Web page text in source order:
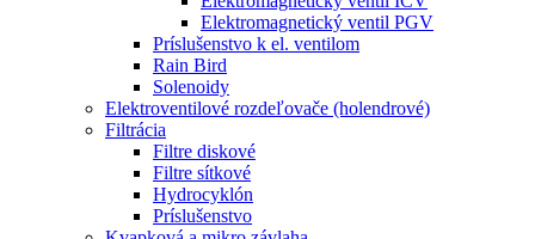
Elektromagnetický ventil PGV
Príslušenstvo k el. ventilom
Rain Bird
Solenoidy
Elektroventilové rozdeľovače (holendrové)
Filtrácia
Filtre diskové
Filtre sítkové
Hydrocyklón
Príslušenstvo